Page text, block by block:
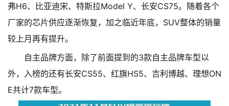
弗H6、比亚迪宋、特斯拉Model Y、长安CS75。随着各个
厂家的芯片供应逐渐恢复，加之临近年底，SUV整体的销量
较上月再有提升。
自主品牌方面，除了前面提到的3款自主品牌车型以
外，入榜的还有长安CS55、红旗HS5、吉利博越、理想ON
E共计7款车型。